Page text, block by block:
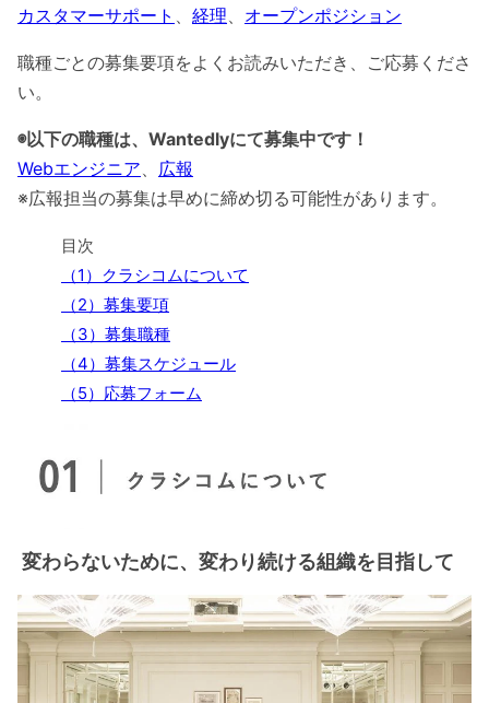
カスタマーサポート
経理 オープンポジション
職種ごとの募集要項をよくお読みいただき、ご応募くださ
い。
◉以下の職種は、Wantedlyにて募集中です！
Webエンジニア
広報
※広報担当の募集は早めに締め切る可能性があります。
目次
（1）クラシコムについて
（2）募集要項
（3）募集職種
（4）募集スケジュール
（5）応募フォーム
変わらないために、変わり続ける組織を目指して